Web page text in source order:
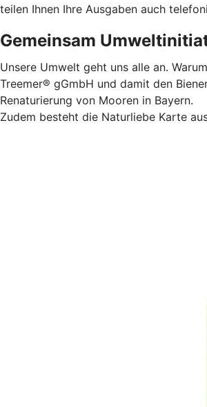
teilen Ihnen Ihre Ausgaben auch
Gemeinsam
Unsere Umwelt geht uns alle an.
Treemer® gGmbH und damit den
Renaturierung von Mooren in Bayern.
Zudem besteht die Naturliebe Karte